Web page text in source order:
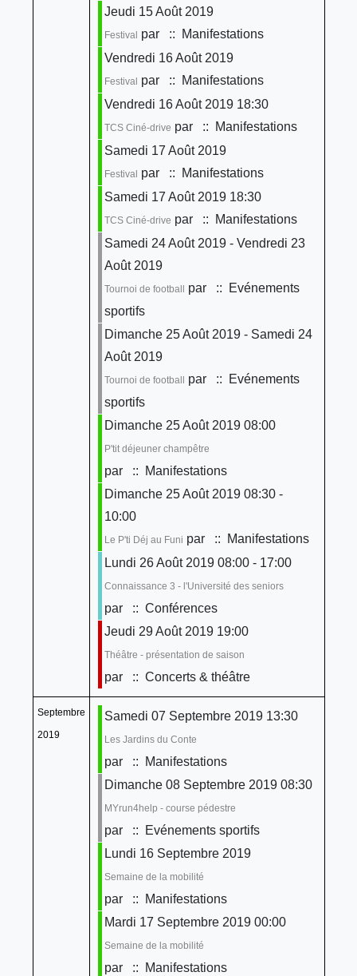
Jeudi 15 Août 2019
Festival par
:: Manifestations
Vendredi 16 Août 2019
Festival par
:: Manifestations
Vendredi 16 Août 2019 18:30
TCS Ciné-drive par
:: Manifestations
Samedi 17 Août 2019
Festival par
:: Manifestations
Samedi 17 Août 2019 18:30
TCS Ciné-drive par
:: Manifestations
Samedi 24 Août 2019 - Vendredi 23
Août 2019
Tournoi de football par
:: Evénements
sportifs
Dimanche 25 Août 2019 - Samedi 24
Août 2019
Tournoi de football par
:: Evénements
sportifs
Dimanche 25 Août 2019 08:00
P'tit déjeuner champêtre
par
:: Manifestations
Dimanche 25 Août 2019 08:30 -
10:00
Le P'ti Déj au Funi par
:: Manifestations
Lundi 26 Août 2019 08:00 - 17:00
Connaissance 3 - l'Université des seniors
par
:: Conférences
Jeudi 29 Août 2019 19:00
Théâtre - présentation de saison
par :: Concerts & théâtre
Septembre
2019
Samedi 07 Septembre 2019 13:30
Les Jardins du Conte
par
:: Manifestations
Dimanche 08 Septembre 2019 08:30
MYrun4help - course pédestre
par
:: Evénements sportifs
Lundi 16 Septembre 2019
Semaine de la mobilité
par
:: Manifestations
Mardi 17 Septembre 2019 00:00
Semaine de la mobilité
par
:: Manifestations